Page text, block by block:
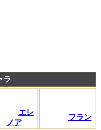
ラ
エレ
ノア
フラン